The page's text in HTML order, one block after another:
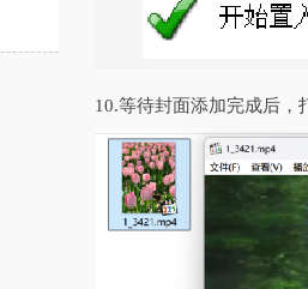
10.等待封面添加完成后，